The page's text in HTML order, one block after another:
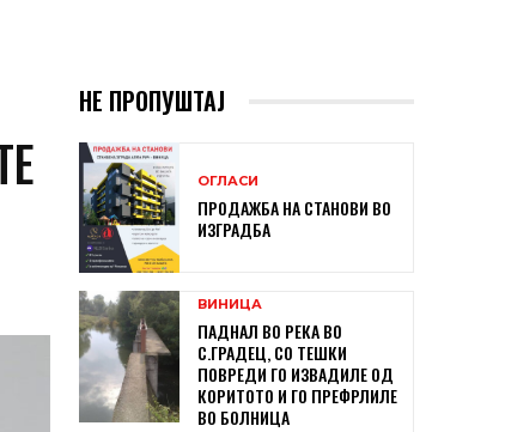
НЕ ПРОПУШТАЈ
ОГЛАСИ
ПРОДАЖБА НА СТАНОВИ ВО
ИЗГРАДБА
ВИНИЦА
ПАДНАЛ ВО РЕКА ВО
С.ГРАДЕЦ, СО ТЕШКИ
ПОВРЕДИ ГО ИЗВАДИЛЕ ОД
КОРИТОТО И ГО ПРЕФРЛИЛЕ
ВО БОЛНИЦА